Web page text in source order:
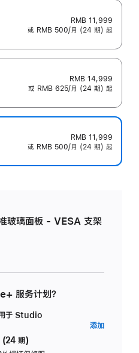
RMB 11,999
或 RMB 500/月 (24 期) 起
RMB 14,999
或 RMB 625/月 (24 期) 起
RMB 11,999
或 RMB 500/月 (24 期) 起
璃面板 - VESA 支架
服务计划？
于 Studio
(24 期)
添加